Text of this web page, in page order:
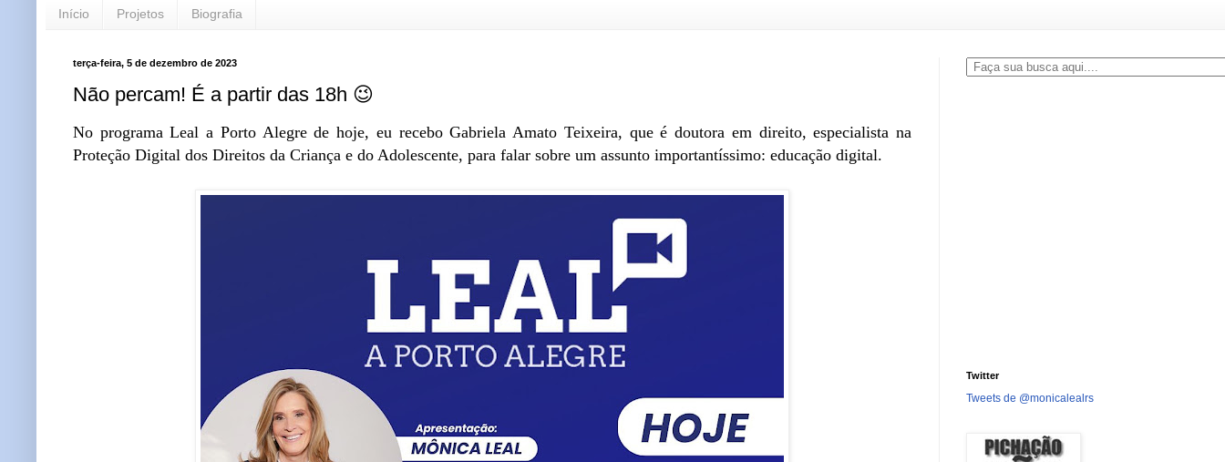
Início Projetos Biografia
terça-feira, 5 de dezembro de 2023
Não percam! É a partir das 18h 😉
No programa Leal a Porto Alegre de hoje, eu recebo Gabriela Amato Teixeira, que é doutora em direito, especialista na
Proteção Digital dos Direitos da Criança e do Adolescente, para falar sobre um assunto importantíssimo: educação digital.
Twitter
Tweets de @monicalealrs